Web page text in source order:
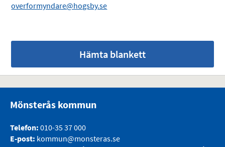
overformyndare@hogsby.se
Hämta blankett
Mönsterås kommun
Telefon: 010-35 37 000
E-post: kommun@monsteras.se